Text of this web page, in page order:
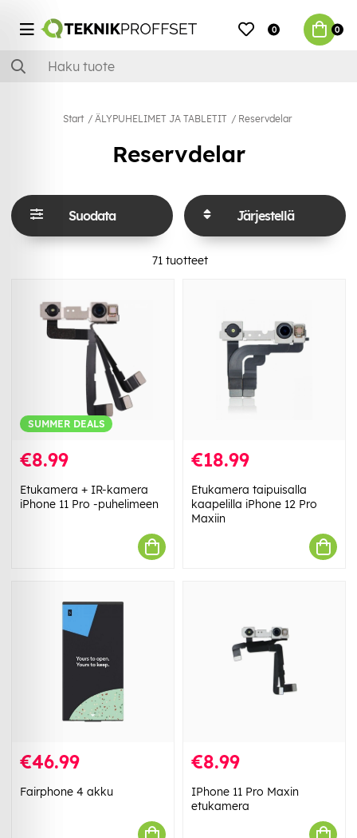
0 0
Start ÄLYPUHELIMET JA TABLETIT Reservdelar
Reservdelar
Suodata Järjestellä
71 tuotteet
SUMMER DEALS
€8.99
Etukamera + IR-kamera
iPhone 11 Pro -puhelimeen
€18.99
Etukamera taipuisalla
kaapelilla iPhone 12 Pro
Maxiin
€46.99
Fairphone 4 akku
€8.99
IPhone 11 Pro Maxin
etukamera